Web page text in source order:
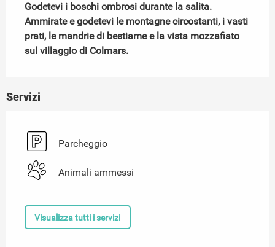
Godetevi i boschi ombrosi durante la salita.
Ammirate e godetevi le montagne circostanti, i vasti
prati, le mandrie di bestiame e la vista mozzafiato
sul villaggio di Colmars.
Servizi
Parcheggio
Animali ammessi
Visualizza tutti i servizi